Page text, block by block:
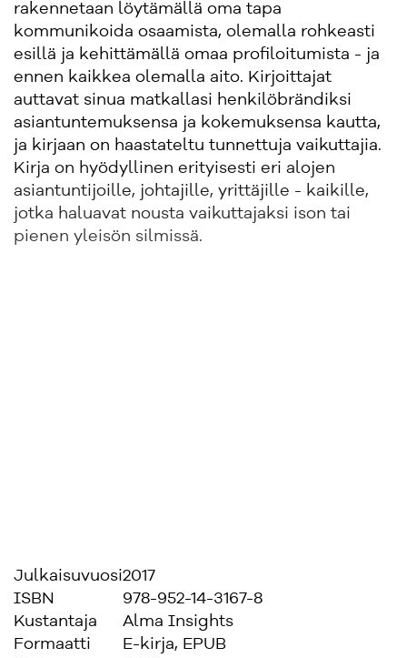
rakennetaan löytämällä oma tapa
kommunikoida osaamista, olemalla rohkeasti
esillä ja kehittämällä omaa profiloitumista - ja
ennen kaikkea olemalla aito. Kirjoittajat
auttavat sinua matkallasi henkilöbrändiksi
asiantuntemuksensa ja kokemuksensa kautta,
ja kirjaan on haastateltu tunnettuja vaikuttajia.
Kirja on hyödyllinen erityisesti eri alojen
asiantuntijoille, johtajille, yrittäjille - kaikille,
jotka haluavat nousta vaikuttajaksi ison tai
pienen yleisön silmissä.
Julkaisuvuosi2017
ISBN
978-952-14-3167-8
Kustantaja
Alma Insights
Formaatti
E-kirja, EPUB